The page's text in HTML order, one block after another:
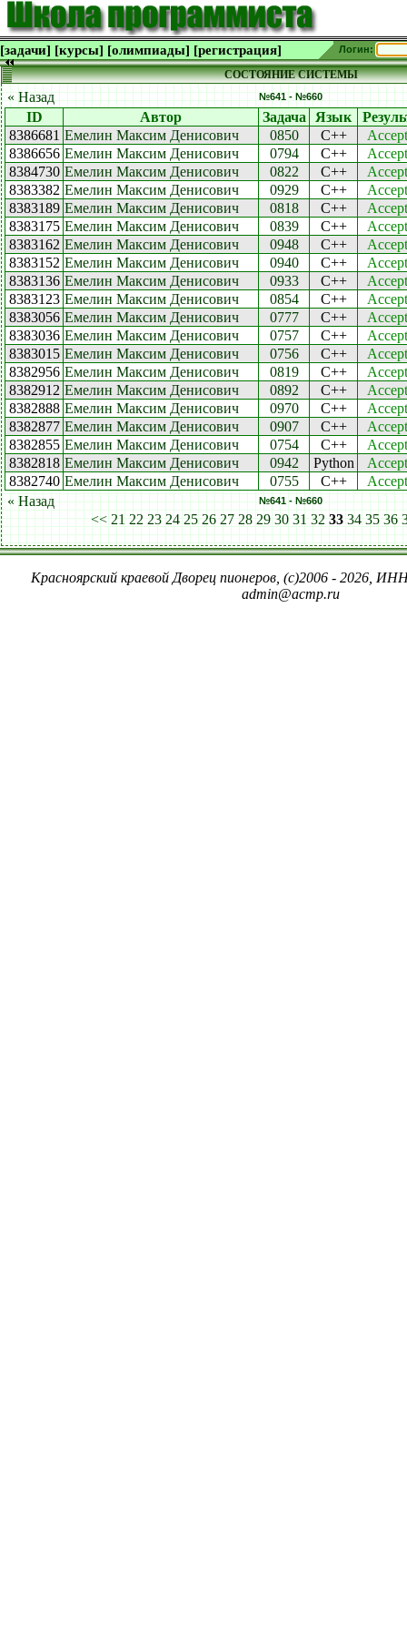
[задачи] [курсы] [олимпиады] [регистрация] Логин:
СОСТОЯНИЕ СИСТЕМЫ
« Назад №641 - №660
ID Автор Задача Язык
8386681 Емелин Максим Денисович 0850 C++
8386656 Емелин Максим Денисович 0794 C++
8384730 Емелин Максим Денисович 0822 C++
8383382 Емелин Максим Денисович 0929 C++
8383189 Емелин Максим Денисович 0818 C++
8383175 Емелин Максим Денисович 0839 C++
8383162 Емелин Максим Денисович 0948 C++
8383152 Емелин Максим Денисович 0940 C++
8383136 Емелин Максим Денисович 0933 C++
8383123 Емелин Максим Денисович 0854 C++
8383056 Емелин Максим Денисович 0777 C++
8383036 Емелин Максим Денисович 0757 C++
8383015 Емелин Максим Денисович 0756 C++
8382956 Емелин Максим Денисович 0819 C++
8382912 Емелин Максим Денисович 0892 C++
8382888 Емелин Максим Денисович 0970 C++
8382877 Емелин Максим Денисович 0907 C++
8382855 Емелин Максим Денисович 0754 C++
8382818 Емелин Максим Денисович 0942 Python
8382740 Емелин Максим Денисович 0755 C++
« Назад
№641 - №660
<< 21 22 23 24 25 26 27 28 29 30 31 32 33 34 35 36
Красноярский краевой Дворец пионеров, (c)2006 - 2026,
admin@acmp.ru